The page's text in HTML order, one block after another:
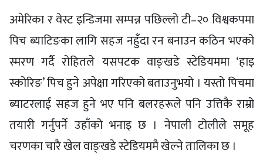
अमेरिका र वेस्ट इन्डिजमा सम्पन्न पछिल्लो टी–२० विश्वकपमा
पिच ब्याटिङका लागि सहज नहुँदा रन बनाउन कठिन भएको
स्मरण गर्दै रोहितले यसपटक वाङ्खडे स्टेडियममा ‘हाइ
स्कोरिङ’ पिच हुने अपेक्षा गरिएको बताउनुभयो । यस्तो पिचमा
ब्याटरलाई सहज हुने भए पनि बलरहरूले पनि उत्तिकै राम्रो
तयारी गर्नुपर्ने उहाँको भनाइ छ । नेपाली टोलीले समूह
चरणका चारै खेल वाङ्खडे स्टेडियममै खेल्ने तालिका छ ।